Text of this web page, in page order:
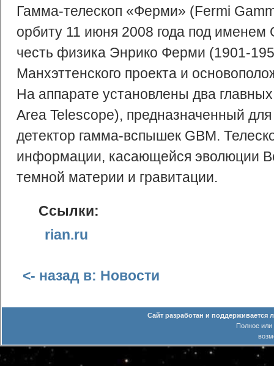
Гамма-телескоп «Ферми» (Fermi
орбиту 11 июня 2008 года под
честь физика Энрико Ферми (1901-
Манхэттенского проекта и
На аппарате установлены два
Area Telescope), предназначенный
детектор гамма-вспышек GBM.
информации, касающейся эволюции
темной материи и гравитации.
Ссылки:
rian.ru
<- назад в: Новости
Сайт разработан и поддерживается
Полное или